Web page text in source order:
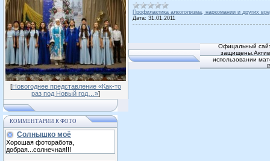
[Новогоднее представление «Как-то
раз под Новый год…»]
КОММЕНТАРИИ К ФОТО
Солнышко моё
Хорошая фоторабота,
добрая...солнечная!!!
Профилактика алкоголизма, наркомании и других
Дата: 31.01.2011
Офицальный
использовании